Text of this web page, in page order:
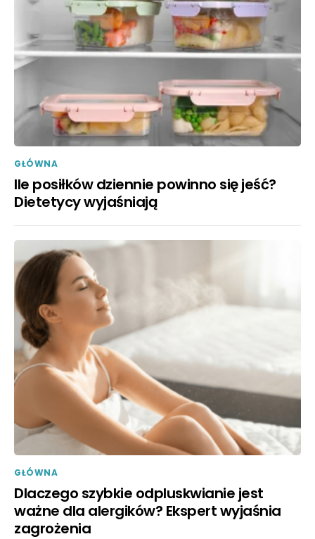
GŁÓWNA
Ile posiłków dziennie powinno się jeść?
Dietetycy wyjaśniają
GŁÓWNA
Dlaczego szybkie odpluskwianie jest
ważne dla alergików? Ekspert wyjaśnia
zagrożenia